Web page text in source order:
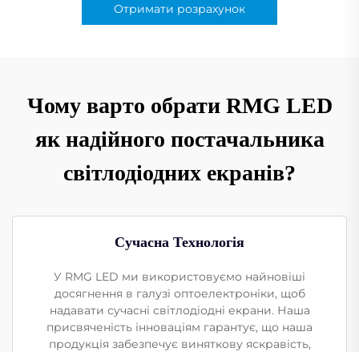
Отримати розрахунок
Чому варто обрати RMG LED
як надійного постачальника
світлодіодних екранів?
Сучасна Технологія
У RMG LED ми використовуємо найновіші
досягнення в галузі оптоелектроніки, щоб
надавати сучасні світлодіодні екрани. Наша
присвяченість інноваціям гарантує, що наша
продукція забезпечує виняткову яскравість,